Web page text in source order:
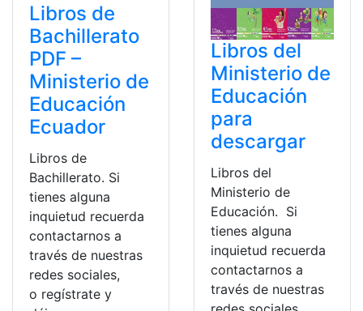
Libros de
Bachillerato
PDF –
Ministerio de
Educación
Ecuador
Libros de
Bachillerato. Si
tienes alguna
inquietud recuerda
contactarnos a
través de nuestras
redes sociales,
o regístrate y
Libros del
Ministerio de
Educación
para
descargar
Libros del
Ministerio de
Educación. Si
tienes alguna
inquietud recuerda
contactarnos a
través de nuestras